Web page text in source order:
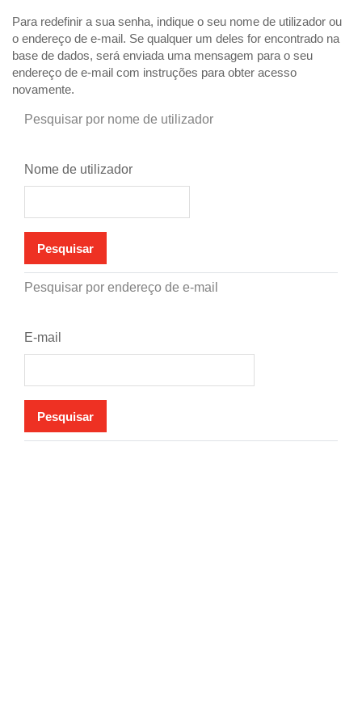
Para redefinir a sua senha, indique o seu nome de utilizador ou
o endereço de e-mail. Se qualquer um deles for encontrado na
base de dados, será enviada uma mensagem para o seu
endereço de e-mail com instruções para obter acesso
novamente.
Pesquisar por nome de utilizador
Nome de utilizador
Pesquisar por endereço de e-mail
E-mail